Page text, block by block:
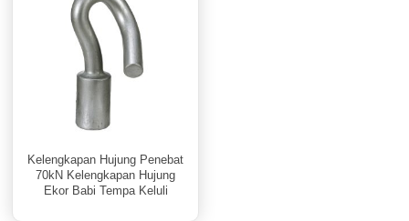
Kelengkapan Hujung Penebat
70kN Kelengkapan Hujung
Ekor Babi Tempa Keluli